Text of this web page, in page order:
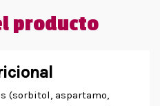
producto
(sorbitol, aspartamo,